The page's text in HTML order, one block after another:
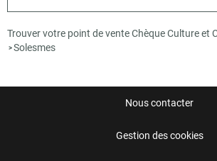
Trouver votre point de vente Chèque Culture et
>Solesmes
Nous contacter
Gestion des cookies